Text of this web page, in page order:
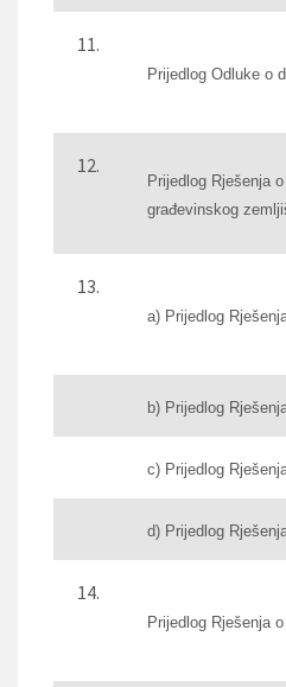
Prijedlog Odluke o
Prijedlog Rješenja
građevinskog
a) Prijedlog
b) Prijedlog
c) Prijedlog
d) Prijedlog
Prijedlog Rješenja